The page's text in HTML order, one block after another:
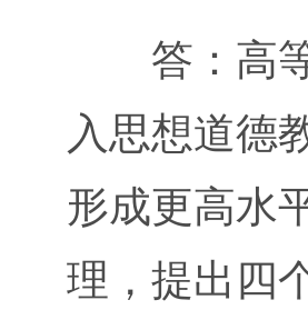
答：高等
入思想道德
形成更高水
理，提出四